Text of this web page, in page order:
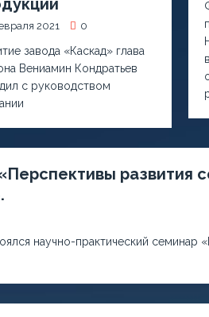
2021 0
завода «Каскад» глава
Вениамин Кондратьев
с руководством
развития
научно-практический семинар